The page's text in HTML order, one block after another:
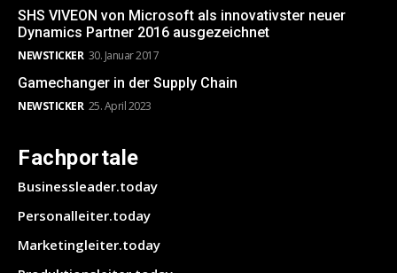
SHS VIVEON von Microsoft als innovativster neuer
Dynamics Partner 2016 ausgezeichnet
NEWSTICKER 30. Januar 2017
Gamechanger in der Supply Chain
NEWSTICKER 25. April 2023
Fachportale
Businessleader.today
Personalleiter.today
Marketingleiter.today